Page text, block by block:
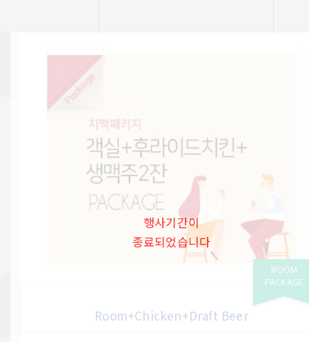
ROOM
PACKAGE
행사기간이
종료되었습니다
Room+Chicken+Draft Beer